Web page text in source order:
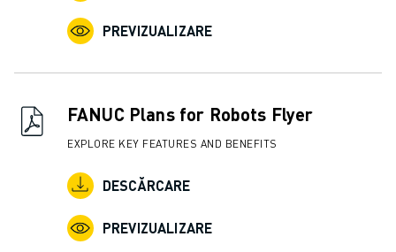
PREVIZUALIZARE
FANUC Plans for Robots Flyer
EXPLORE KEY FEATURES AND BENEFITS
DESCĂRCARE
PREVIZUALIZARE